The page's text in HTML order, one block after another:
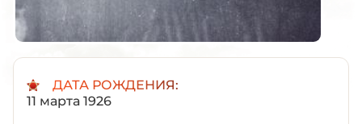
ДАТА РОЖДЕНИЯ:
11 марта 1926